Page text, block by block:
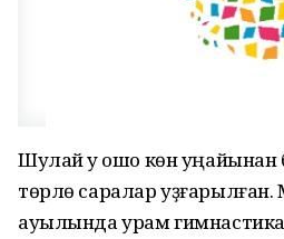
Шулай уҡ ошо көн уңайынан
төрлө саралар уҙғарылған.
ауылында урам